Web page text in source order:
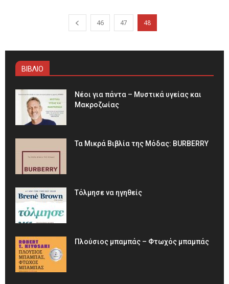
46 47 48
ΒΙΒΛΙΟ
Νέοι για πάντα – Μυστικά υγείας και
Μακροζωίας
Τα Μικρά Βιβλία της Μόδας: BURBERRY
Τόλμησε να ηγηθείς
Πλούσιος μπαμπάς – Φτωχός μπαμπάς